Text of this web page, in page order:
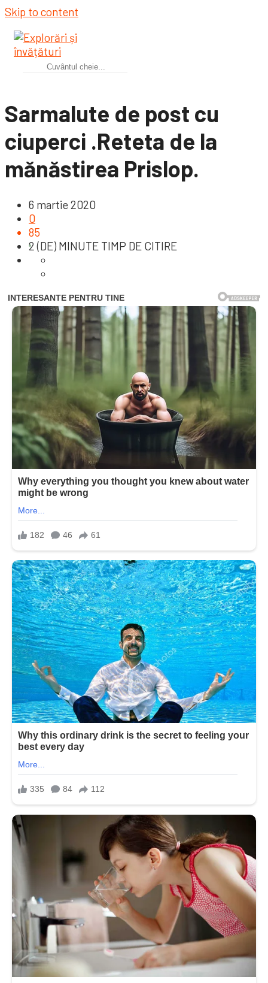
Skip to content
Sarmalute de post cu
ciuperci .Reteta de la
mănăstirea Prislop.
6 martie 2020
0
85
2 (DE) MINUTE TIMP DE CITIRE